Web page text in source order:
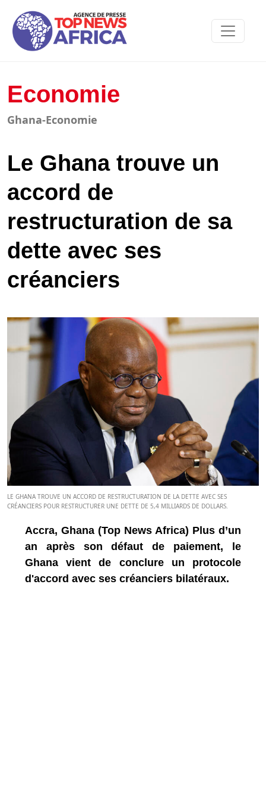
Economie
Ghana-Economie
Le Ghana trouve un
accord de
restructuration de sa
dette avec ses
créanciers
LE GHANA TROUVE UN ACCORD DE RESTRUCTURATION DE LA DETTE AVEC SES
CRÉANCIERS POUR RESTRUCTURER UNE DETTE DE 5,4 MILLIARDS DE DOLLARS.
Accra, Ghana (Top News Africa) Plus d’un
an après son défaut de paiement, le
Ghana vient de conclure un protocole
d'accord avec ses créanciers bilatéraux.